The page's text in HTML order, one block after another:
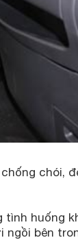
chói,
huống
bên